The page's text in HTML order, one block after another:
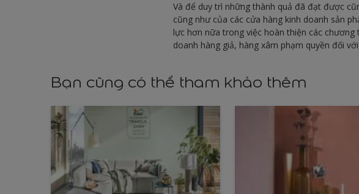
Và để duy trì những thành quả đã đạt được
cũng như của các cửa hàng kinh doanh sản
lực hơn nữa trong việc hoàn thiện các
doanh hàng giả, hàng xâm phạm quyền đối
Bạn cũng có thể tham khảo thêm